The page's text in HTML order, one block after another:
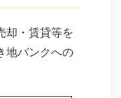
却・賃貸等を
地バンクへの